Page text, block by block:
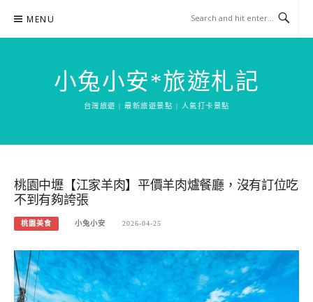
content
MENU
小兔小安*旅遊札記
台灣旅遊 | 最新旅遊景點 | 人氣打卡景點
桃園中壢【江家羊肉】平價羊肉爐餐廳，沒有訂位吃
不到有夠誇張
桃園美食 小兔小安 2026-04-25